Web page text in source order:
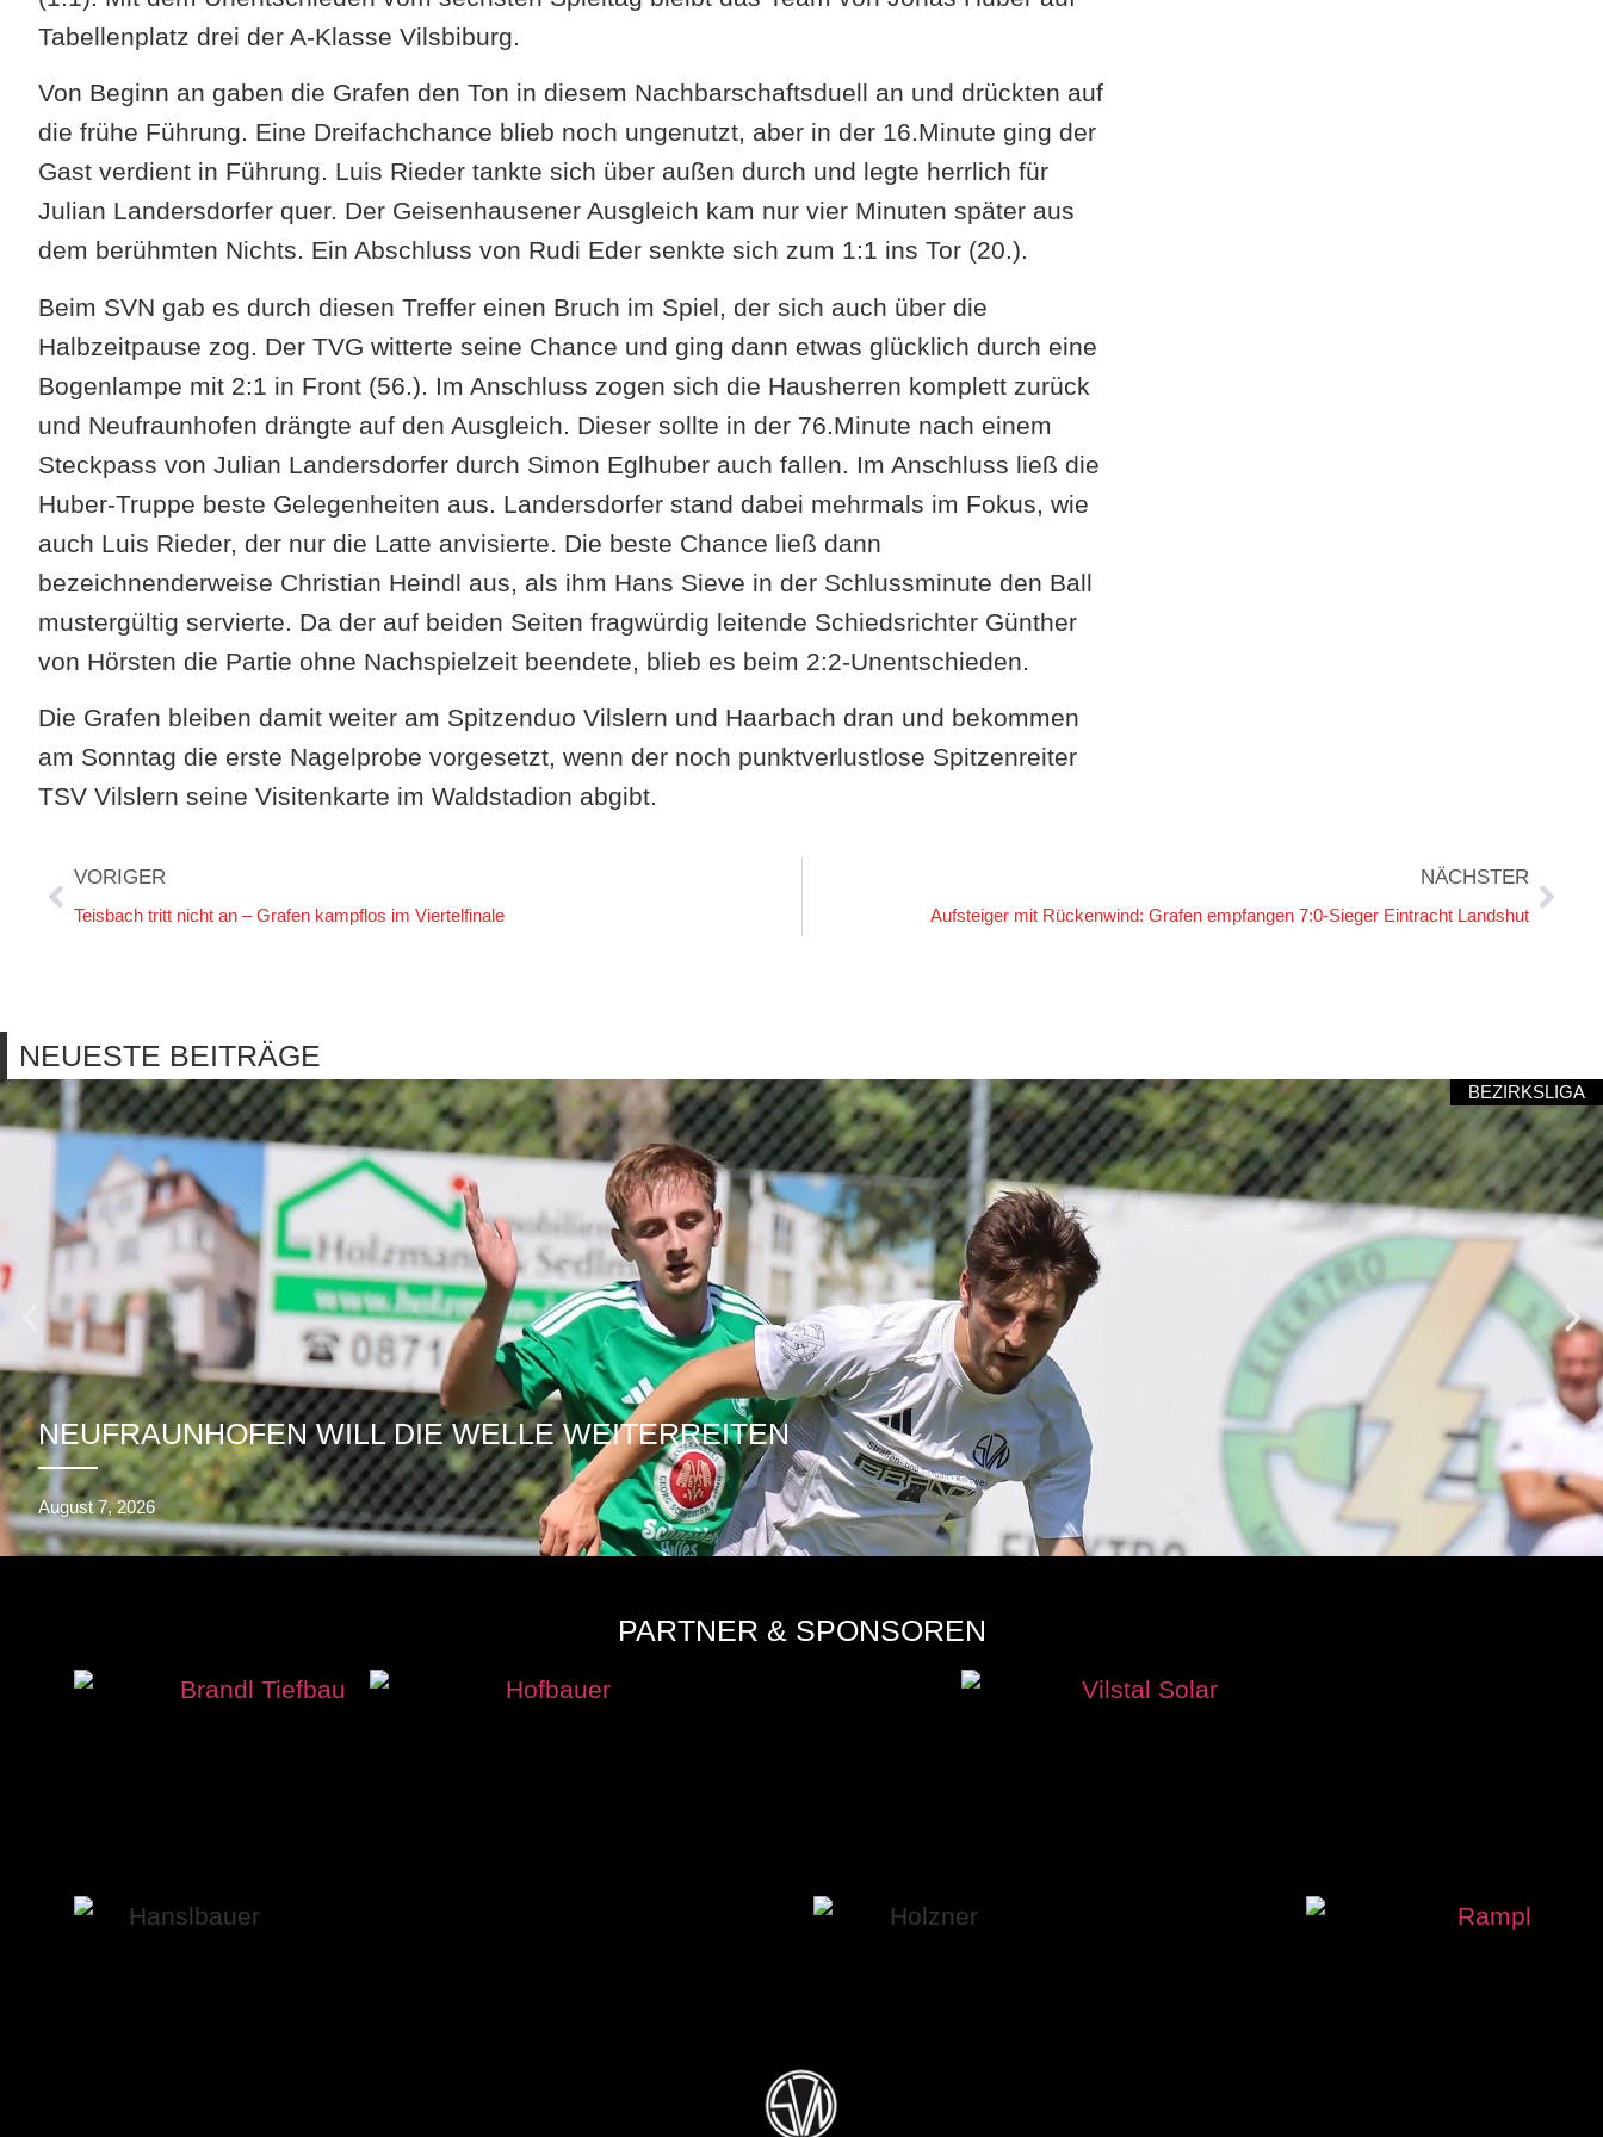
Tabellenplatz drei der A-Klasse Vilsbiburg.
Von Beginn an gaben die Grafen den Ton in diesem Nachbarschaftsduell an und drückten auf
die frühe Führung. Eine Dreifachchance blieb noch ungenutzt, aber in der 16.Minute ging der
Gast verdient in Führung. Luis Rieder tankte sich über außen durch und legte herrlich für
Julian Landersdorfer quer. Der Geisenhausener Ausgleich kam nur vier Minuten später aus
dem berühmten Nichts. Ein Abschluss von Rudi Eder senkte sich zum 1:1 ins Tor (20.).
Beim SVN gab es durch diesen Treffer einen Bruch im Spiel, der sich auch über die
Halbzeitpause zog. Der TVG witterte seine Chance und ging dann etwas glücklich durch eine
Bogenlampe mit 2:1 in Front (56.). Im Anschluss zogen sich die Hausherren komplett zurück
und Neufraunhofen drängte auf den Ausgleich. Dieser sollte in der 76.Minute nach einem
Steckpass von Julian Landersdorfer durch Simon Eglhuber auch fallen. Im Anschluss ließ die
Huber-Truppe beste Gelegenheiten aus. Landersdorfer stand dabei mehrmals im Fokus, wie
auch Luis Rieder, der nur die Latte anvisierte. Die beste Chance ließ dann
bezeichnenderweise Christian Heindl aus, als ihm Hans Sieve in der Schlussminute den Ball
mustergültig servierte. Da der auf beiden Seiten fragwürdig leitende Schiedsrichter Günther
von Hörsten die Partie ohne Nachspielzeit beendete, blieb es beim 2:2-Unentschieden.
Die Grafen bleiben damit weiter am Spitzenduo Vilslern und Haarbach dran und bekommen
am Sonntag die erste Nagelprobe vorgesetzt, wenn der noch punktverlustlose Spitzenreiter
TSV Vilslern seine Visitenkarte im Waldstadion abgibt.
VORIGER
Teisbach tritt nicht an – Grafen kampflos im Viertelfinale
NÄCHSTER
Aufsteiger mit Rückenwind: Grafen empfangen 7:0-Sieger Eintracht Landshut
NEUESTE BEITRÄGE
BEZIRKSLIGA
NEUFRAUNHOFEN WILL DIE WELLE WEITERREITEN
August 7, 2026
PARTNER & SPONSOREN